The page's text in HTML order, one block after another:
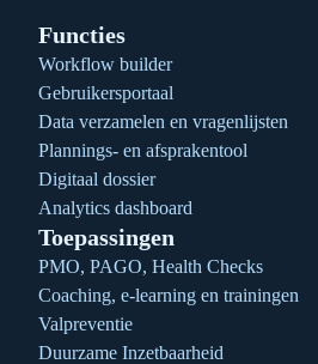
Functies
Workflow builder
Gebruikersportaal
Data verzamelen en vragenlijsten
Plannings- en afsprakentool
Digitaal dossier
Analytics dashboard
Toepassingen
PMO, PAGO, Health Checks
Coaching, e-learning en trainingen
Valpreventie
Duurzame Inzetbaarheid